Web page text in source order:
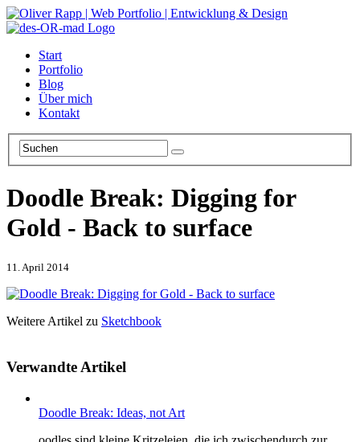
Start
Portfolio
Blog
Über mich
Kontakt
Doodle Break: Digging for
Gold - Back to surface
11. April 2014
Weitere Artikel zu Sketchbook
Verwandte Artikel
Doodle Break: Ideas, not Art